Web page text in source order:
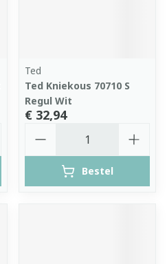
Ted
Ted Kniekous 70710 S
Regul Wit
€ 32,94
Bestel